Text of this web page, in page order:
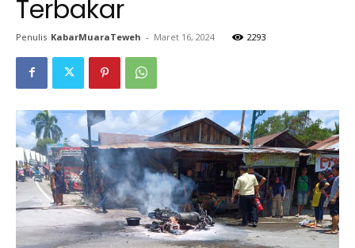
Terbakar
Penulis KabarMuaraTeweh - Maret 16, 2024 2293